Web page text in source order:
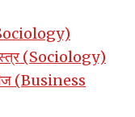
(Sociology)
(Business